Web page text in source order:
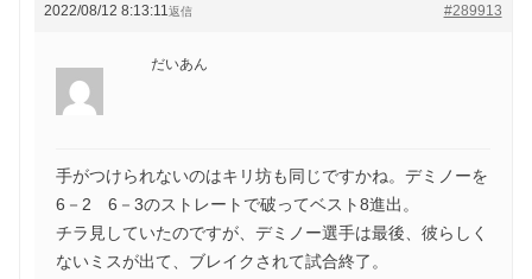
2022/08/12 8:13:11 #289913
返信
だいあん
手がつけられないのはキリ坊も同じですかね。デミノーを
6－2 6－3のストレートで破ってベスト8進出。
チラ見していたのですが、デミノー選手は最後、彼らしく
ないミスが出て、ブレイクされて試合終了。